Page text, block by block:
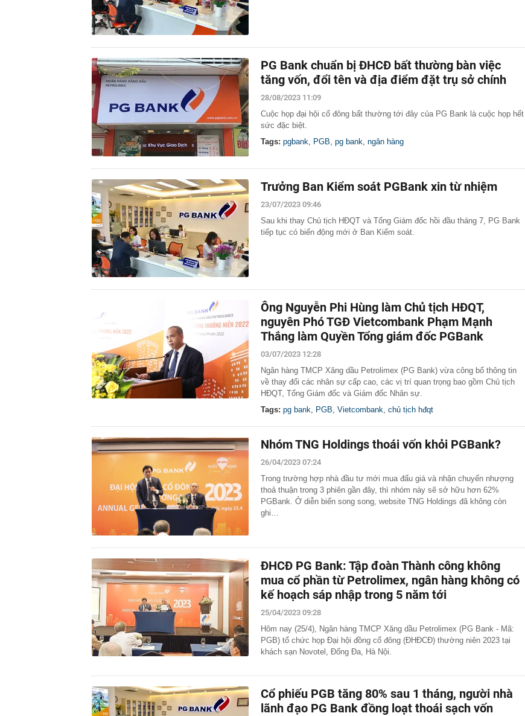
PG Bank chuẩn bị ĐHCĐ bất thường bàn việc
tăng vốn, đổi tên và địa điểm đặt trụ sở chính
28/08/2023 11:09
Cuộc họp đại hội cổ đông bất thường tới đây của PG Bank là cuộc họp hết
sức đặc biệt.
Tags: pgbank, PGB, pg bank, ngân hàng
Trưởng Ban Kiểm soát PGBank xin từ nhiệm
23/07/2023 09:46
Sau khi thay Chủ tịch HĐQT và Tổng Giám đốc hồi đầu tháng 7, PG Bank
tiếp tục có biến động mới ở Ban Kiểm soát.
Ông Nguyễn Phi Hùng làm Chủ tịch HĐQT,
nguyên Phó TGĐ Vietcombank Phạm Mạnh
Thắng làm Quyền Tổng giám đốc PGBank
03/07/2023 12:28
Ngân hàng TMCP Xăng dầu Petrolimex (PG Bank) vừa công bố thông tin
về thay đổi các nhân sự cấp cao, các vị trí quan trọng bao gồm Chủ tịch
HĐQT, Tổng Giám đốc và Giám đốc Nhân sự.
Tags: pg bank, PGB, Vietcombank, chủ tịch hđqt
Nhóm TNG Holdings thoái vốn khỏi PGBank?
26/04/2023 07:24
Trong trường hợp nhà đầu tư mới mua đấu giá và nhận chuyển nhượng
thoả thuận trong 3 phiên gần đây, thì nhóm này sẽ sở hữu hơn 62%
PGBank. Ở diễn biến song song, website TNG Holdings đã không còn
ghi…
ĐHCĐ PG Bank: Tập đoàn Thành công không
mua cổ phần từ Petrolimex, ngân hàng không có
kế hoạch sáp nhập trong 5 năm tới
25/04/2023 09:28
Hôm nay (25/4), Ngân hàng TMCP Xăng dầu Petrolimex (PG Bank - Mã:
PGB) tổ chức họp Đại hội đồng cổ đông (ĐHĐCĐ) thường niên 2023 tại
khách sạn Novotel, Đống Đa, Hà Nội.
Cổ phiếu PGB tăng 80% sau 1 tháng, người nhà
lãnh đạo PG Bank đồng loạt thoái sạch vốn